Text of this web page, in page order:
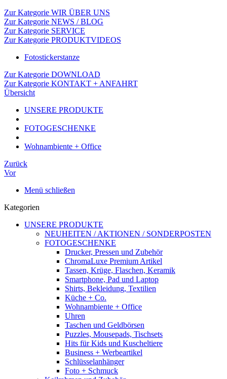
Zur Kategorie WIR ÜBER UNS
Zur Kategorie NEWS / BLOG
Zur Kategorie SERVICE
Zur Kategorie PRODUKTVIDEOS
Fotostickerstanze
Zur Kategorie DOWNLOAD
Zur Kategorie KONTAKT + ANFAHRT
Übersicht
UNSERE PRODUKTE
FOTOGESCHENKE
Wohnambiente + Office
Zurück
Vor
Menü schließen
Kategorien
UNSERE PRODUKTE
NEUHEITEN / AKTIONEN / SONDERPOSTEN
FOTOGESCHENKE
Drucker, Pressen und Zubehör
ChromaLuxe Premium Artikel
Tassen, Krüge, Flaschen, Keramik
Smartphone, Pad und Laptop
Shirts, Bekleidung, Textilien
Küche + Co.
Wohnambiente + Office
Uhren
Taschen und Geldbörsen
Puzzles, Mousepads, Tischsets
Hits für Kids und Kuscheltiere
Business + Werbeartikel
Schlüsselanhänger
Foto + Schmuck